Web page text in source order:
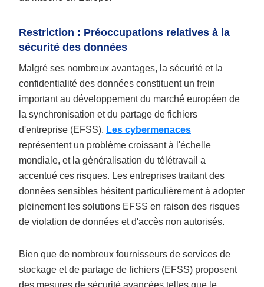
Restriction : Préoccupations relatives à la
sécurité des données
Malgré ses nombreux avantages, la sécurité et la
confidentialité des données constituent un frein
important au développement du marché européen de
la synchronisation et du partage de fichiers
d'entreprise (EFSS). Les cybermenaces
représentent un problème croissant à l'échelle
mondiale, et la généralisation du télétravail a
accentué ces risques. Les entreprises traitant des
données sensibles hésitent particulièrement à adopter
pleinement les solutions EFSS en raison des risques
de violation de données et d'accès non autorisés.
Bien que de nombreux fournisseurs de services de
stockage et de partage de fichiers (EFSS) proposent